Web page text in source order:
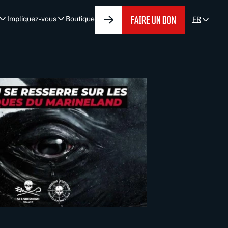
Impliquez-vous Boutique FAIRE UN DON FR